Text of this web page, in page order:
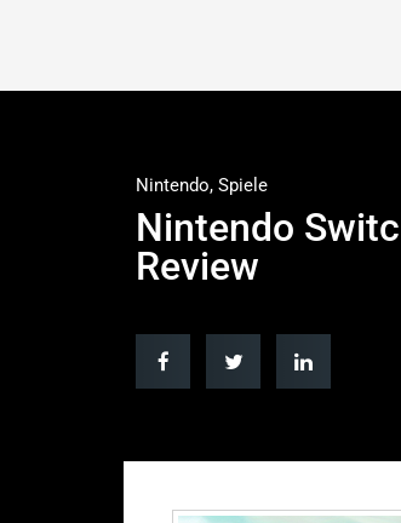
Nintendo, Spiele
Nintendo
Review